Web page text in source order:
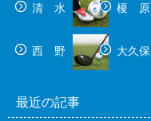
清 水 榎 原
西 野 大久保
最近の記事